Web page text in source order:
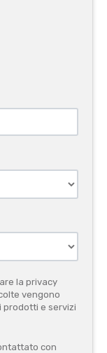
la privacy
vengono
prodotti e servizi
con